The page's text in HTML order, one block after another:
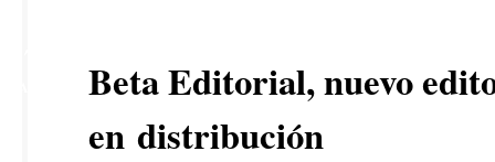
Beta Editorial, nuevo
en distribución